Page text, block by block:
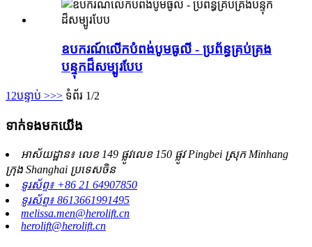
ឧបករណ៍លើកបំពង់បូមធូលី - ប្រព័ន្ធគ្រប់គ្រង
បន្ទុកដ៏សម្បូរបែប
1 2បន្ទាប់ >>> ទំព័រ 1/2
ទាក់ទងមកយើង
អាស័យដ្ឋាន៖ លេខ 149 ផ្លូវលេខ 150 ផ្លូវ Pingbei ស្រុក Minhang
ក្រុង Shanghai ប្រទេសចិន
ទូរស័ព្ទ៖ +86 21 64907850
ទូរស័ព្ទ៖ 8613661991495
melissa.men@herolift.cn
herolift@herolift.cn